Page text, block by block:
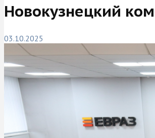
Новокузнецкий
03.10.2025